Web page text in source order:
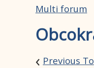
Multi forum
‹ Previous